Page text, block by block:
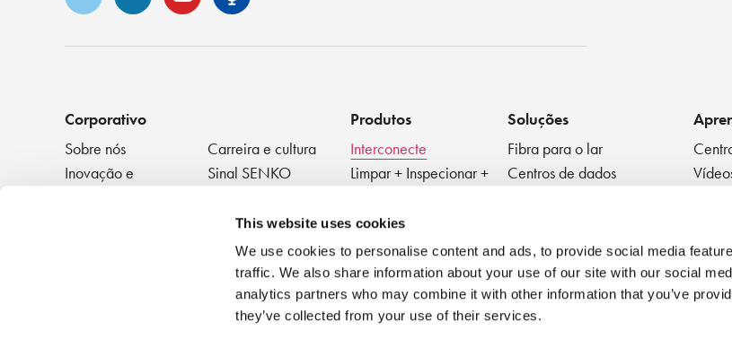
This website uses cookies
We use cookies to personalise content and ads, to provide social media
traffic. We also share information about your use of our site with our social
analytics partners who may combine it with other information that you’ve
they’ve collected from your use of their services.
Corporativo
Sobre nós
Carreira e cultura
Inovação e
reconhecimento
Sinal SENKO
NOTÍCIAS
Produtos
Interconecte
Limpar + Inspecionar +
Testar
Dispositivos Passivos
Soluções
Fibra para o lar
Centros de dados
Fator de forma muito
pequeno